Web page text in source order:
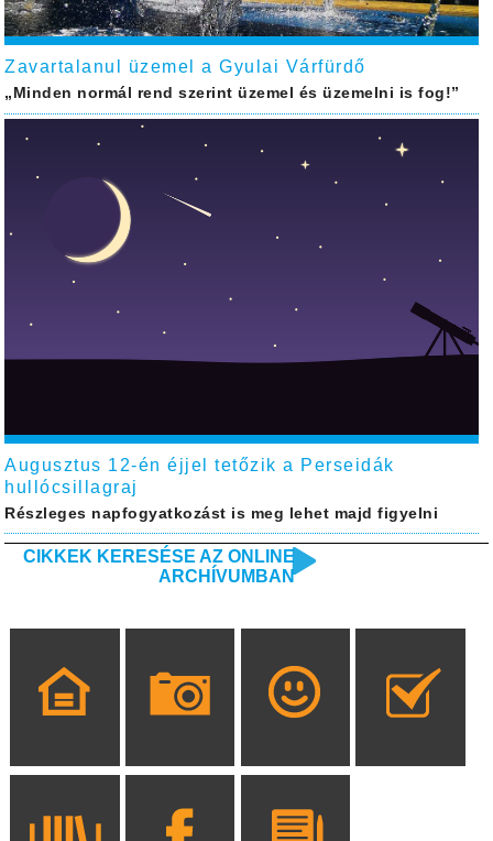
Zavartalanul üzemel a Gyulai Várfürdő
„Minden normál rend szerint üzemel és üzemelni is fog!”
Augusztus 12-én éjjel tetőzik a Perseidák
hullócsillagraj
Részleges napfogyatkozást is meg lehet majd figyelni
CIKKEK KERESÉSE AZ ONLINE
ARCHÍVUMBAN